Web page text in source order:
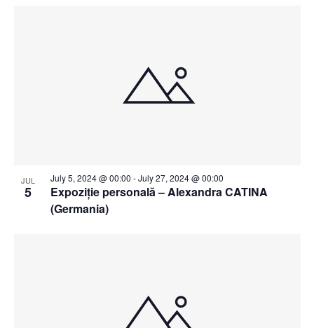
JUL
5
Expoziție personală – Alexandra CATINA
(Germania)
July 5, 2024 @ 00:00 -July 27, 2024 @ 00:00